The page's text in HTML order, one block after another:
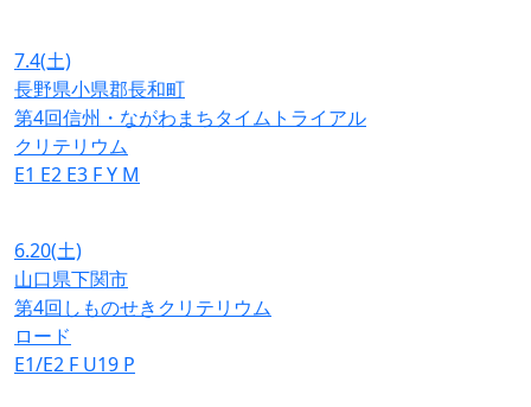
7.4(土)
長野県小県郡長和町
第4回信州・ながわまちタイムトライアル
クリテリウム
E1 E2 E3 FY M
6.20(土)
山口県下関市
第4回しものせきクリテリウム
ロード
E1/E2 F U19 P